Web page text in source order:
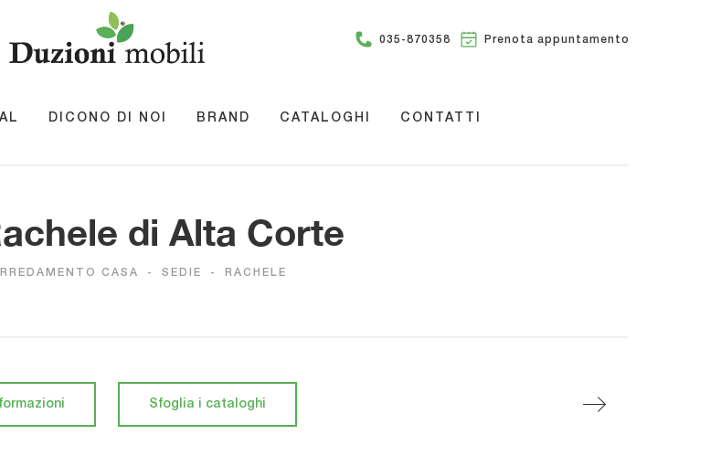
035-870358 Prenota appuntamento
DICONO DI NOI BRAND CATALOGHI CONTATTI
di Alta Corte
CASA - SEDIE - RACHELE
Sfoglia i cataloghi